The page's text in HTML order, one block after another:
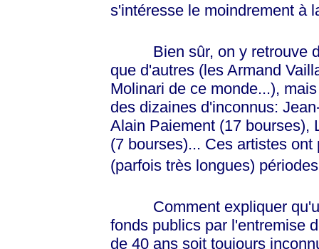
s'intéresse le moindrement à
Bien sûr, on y retrouve
que d'autres (les Armand
Molinari de ce monde...),
des dizaines d'inconnus:
Alain Paiement (17 bourses),
(7 bourses)... Ces artistes
(parfois très longues)
Comment expliquer
fonds publics par l'entremise
de 40 ans soit toujours